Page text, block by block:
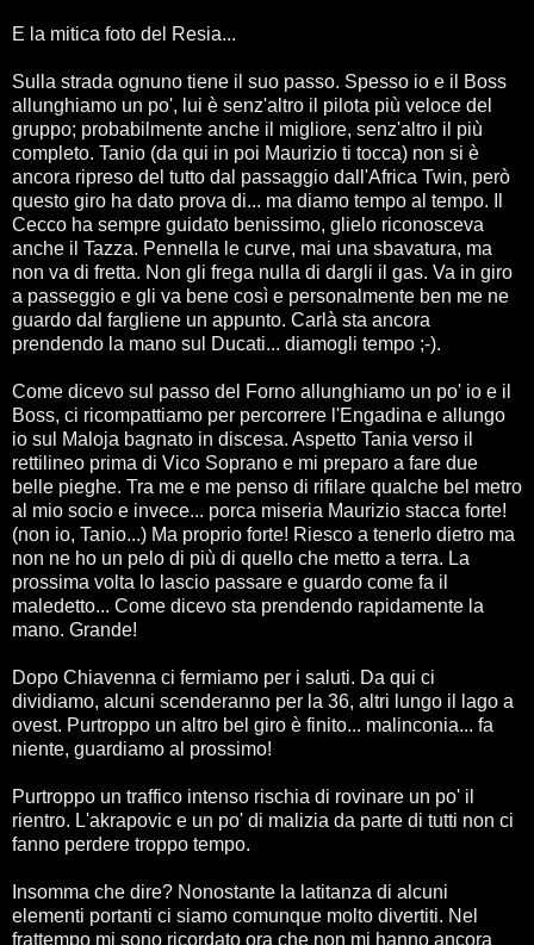
E la mitica foto del Resia...
Sulla strada ognuno tiene il suo passo. Spesso io e il Boss
allunghiamo un po', lui è senz'altro il pilota più veloce del
gruppo; probabilmente anche il migliore, senz'altro il più
completo. Tanio (da qui in poi Maurizio ti tocca) non si è
ancora ripreso del tutto dal passaggio dall'Africa Twin, però
questo giro ha dato prova di... ma diamo tempo al tempo. Il
Cecco ha sempre guidato benissimo, glielo riconosceva
anche il Tazza. Pennella le curve, mai una sbavatura, ma
non va di fretta. Non gli frega nulla di dargli il gas. Va in giro
a passeggio e gli va bene così e personalmente ben me ne
guardo dal fargliene un appunto. Carlà sta ancora
prendendo la mano sul Ducati... diamogli tempo ;-).
Come dicevo sul passo del Forno allunghiamo un po' io e il
Boss, ci ricompattiamo per percorrere l'Engadina e allungo
io sul Maloja bagnato in discesa. Aspetto Tania verso il
rettilineo prima di Vico Soprano e mi preparo a fare due
belle pieghe. Tra me e me penso di rifilare qualche bel metro
al mio socio e invece... porca miseria Maurizio stacca forte!
(non io, Tanio...) Ma proprio forte! Riesco a tenerlo dietro ma
non ne ho un pelo di più di quello che metto a terra. La
prossima volta lo lascio passare e guardo come fa il
maledetto... Come dicevo sta prendendo rapidamente la
mano. Grande!
Dopo Chiavenna ci fermiamo per i saluti. Da qui ci
dividiamo, alcuni scenderanno per la 36, altri lungo il lago a
ovest. Purtroppo un altro bel giro è finito... malinconia... fa
niente, guardiamo al prossimo!
Purtroppo un traffico intenso rischia di rovinare un po' il
rientro. L'akrapovic e un po' di malizia da parte di tutti non ci
fanno perdere troppo tempo.
Insomma che dire? Nonostante la latitanza di alcuni
elementi portanti ci siamo comunque molto divertiti. Nel
frattempo mi sono ricordato ora che non mi hanno ancora